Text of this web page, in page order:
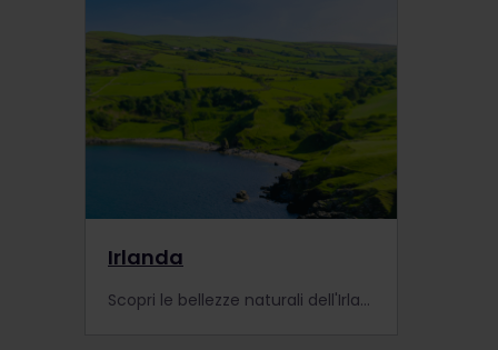
Irlanda
Scopri le bellezze naturali dell'Irlanda con un viaggio Interrail. Scopri i luoghi e gli eventi migliori! Durante il viaggio, scopri la cultura irlandese e ammira le coste frastagliate.